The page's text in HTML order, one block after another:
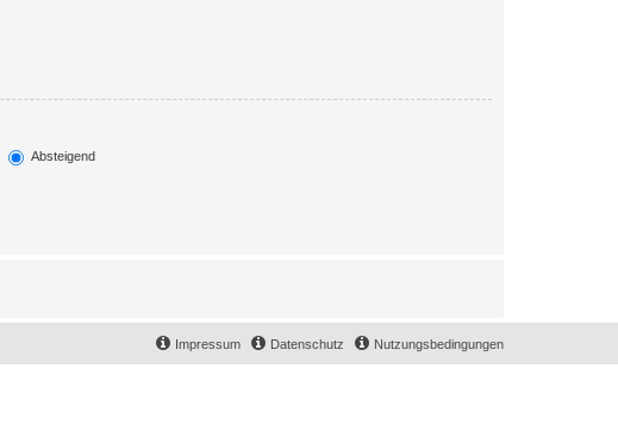
Absteigend
Nutzungsbedingungen
Datenschutz
Impressum